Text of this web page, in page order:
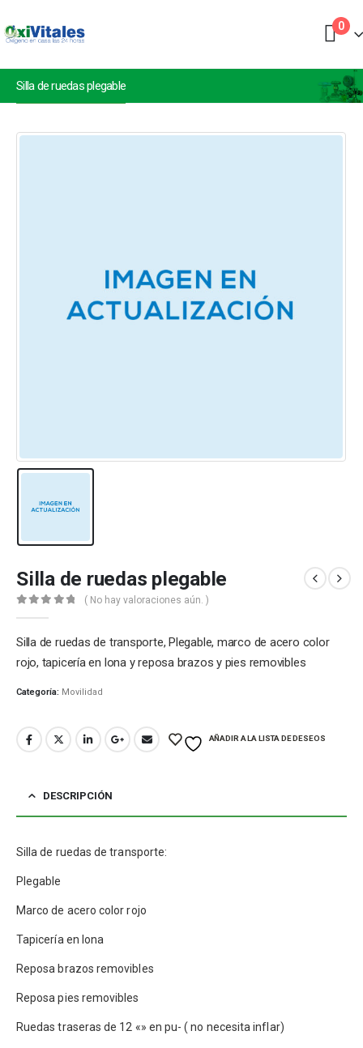
0
Silla de ruedas plegable
Silla de ruedas plegable
( No hay valoraciones aún. )
Silla de ruedas de transporte, Plegable, marco de acero color
rojo, tapicería en lona y reposa brazos y pies removibles
Categoría: Movilidad
AÑADIR A LA LISTA DE DESEOS
DESCRIPCIÓN
Silla de ruedas de transporte:
Plegable
Marco de acero color rojo
Tapicería en lona
Reposa brazos removibles
Reposa pies removibles
Ruedas traseras de 12 «» en pu- ( no necesita inflar)